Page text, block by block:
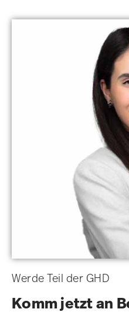
Werde Teil der GHD
Komm jetzt an